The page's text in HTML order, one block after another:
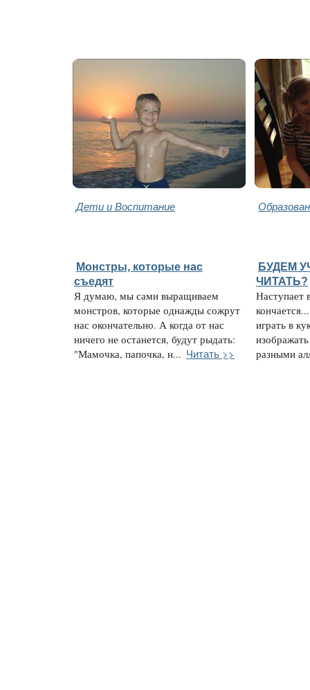
Дети и Воспитание
Монстры, которые нас
съедят
Я думаю, мы сами выращиваем
монстров, которые однажды сожрут
нас окончательно. А когда от нас
ничего не останется, будут рыдать:
"Мамочка, папочка, н... Читать >>
БУДЕМ
ЧИТАТЬ?
Наступает
играть в
разными